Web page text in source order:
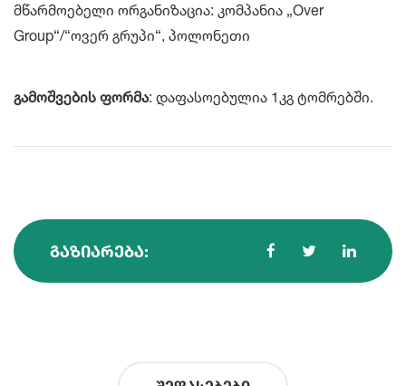
მწარმოებელი ორგანიზაცია: კომპანია „Over
Group“/“ოვერ გრუპი“, პოლონეთი
გამოშვების ფორმა: დაფასოებულია 1კგ ტომრებში.
ᲒᲐᲖᲘᲐᲠᲔᲑᲐ: